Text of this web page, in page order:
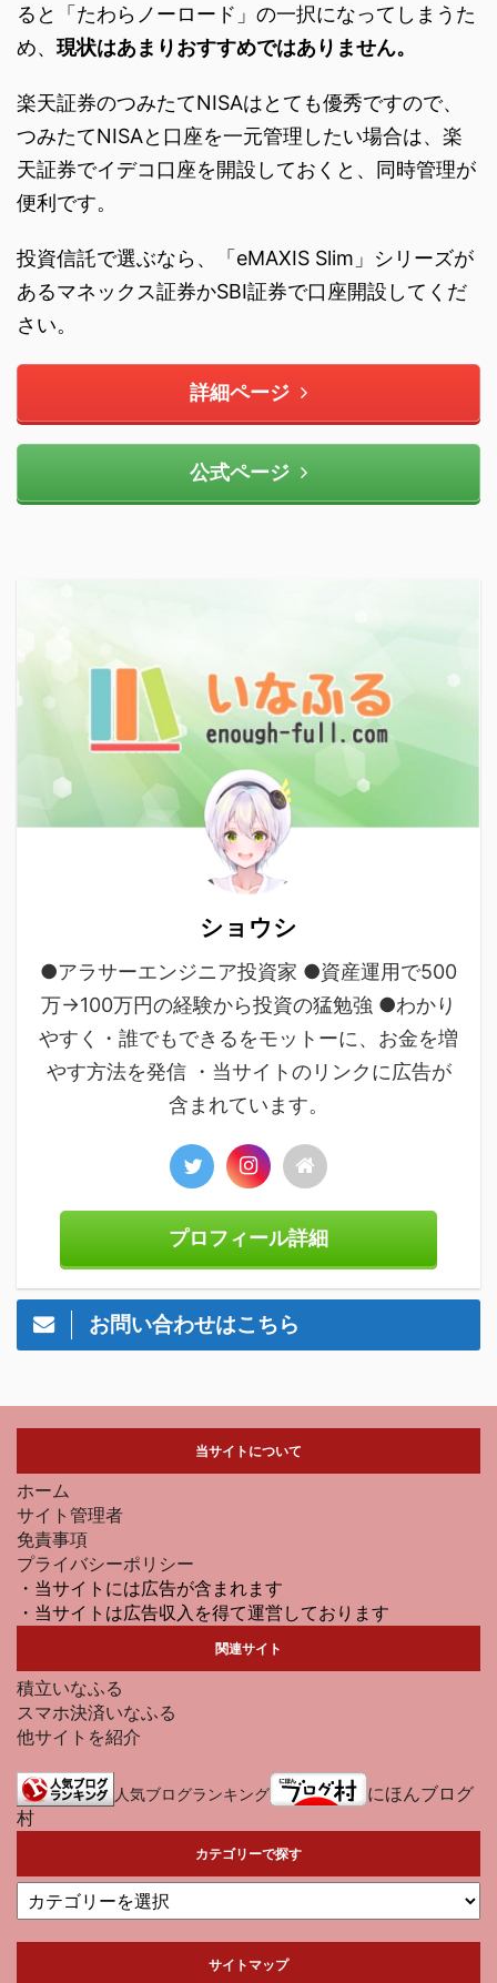
ると「たわらノーロード」の一択になってしまうた
め、 現状はあまりおすすめではありません。
楽天証券のつみたてNISAはとても優秀ですので、
つみたてNISAと口座を一元管理したい場合は、楽
天証券でイデコ口座を開設しておくと、同時管理が
便利です。
投資信託で選ぶなら、「eMAXIS Slim」シリーズが
あるマネックス証券かSBI証券で口座開設してくだ
さい。
詳細ページ
公式ページ
ショウシ
●アラサーエンジニア投資家 ●資産運用で500
万→100万円の経験から投資の猛勉強 ●わかり
やすく・誰でもできるをモットーに、お金を増
やす方法を発信 ・当サイトのリンクに広告が
含まれています。
プロフィール詳細
お問い合わせはこちら
当サイトについて
ホーム
サイト管理者
免責事項
プライバシーポリシー
・当サイトには広告が含まれます
・当サイトは広告収入を得て運営しております
関連サイト
積立いなふる
スマホ決済いなふる
他サイトを紹介
人気ブログランキング
にほんブログ
村
カテゴリーで探す
サイトマップ